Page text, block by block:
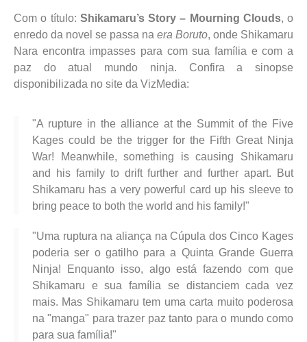
Com o título: Shikamaru’s Story – Mourning Clouds, o
enredo da novel se passa na era Boruto, onde Shikamaru
Nara encontra impasses para com sua família e com a
paz do atual mundo ninja. Confira a sinopse
disponibilizada no site da VizMedia:
"A rupture in the alliance at the Summit of the Five
Kages could be the trigger for the Fifth Great Ninja
War! Meanwhile, something is causing Shikamaru
and his family to drift further and further apart. But
Shikamaru has a very powerful card up his sleeve to
bring peace to both the world and his family!"
"Uma ruptura na aliança na Cúpula dos Cinco Kages
poderia ser o gatilho para a Quinta Grande Guerra
Ninja! Enquanto isso, algo está fazendo com que
Shikamaru e sua família se distanciem cada vez
mais. Mas Shikamaru tem uma carta muito poderosa
na "manga" para trazer paz tanto para o mundo como
para sua família!"